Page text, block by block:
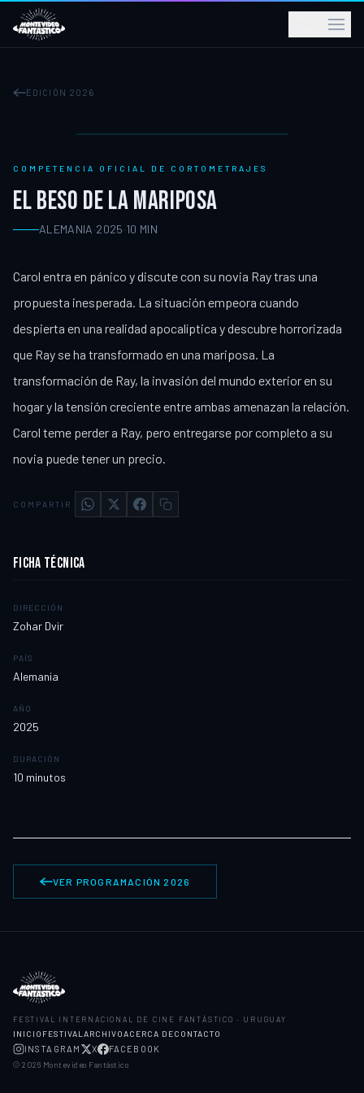
EDICIÓN 2026
COMPETENCIA OFICIAL DE CORTOMETRAJES
EL BESO DE LA MARIPOSA
ALEMANIA·2025·10 MIN
Carol entra en pánico y discute con su novia Ray tras una
propuesta inesperada. La situación empeora cuando
despierta en una realidad apocalíptica y descubre horrorizada
que Ray se ha transformado en una mariposa. La
transformación de Ray, la invasión del mundo exterior en su
hogar y la tensión creciente entre ambas amenazan la relación.
Carol teme perder a Ray, pero entregarse por completo a su
novia puede tener un precio.
COMPARTIR
FICHA TÉCNICA
DIRECCIÓN
Zohar Dvir
PAÍS
Alemania
AÑO
2025
DURACIÓN
10 minutos
VER PROGRAMACIÓN 2026
FESTIVAL INTERNACIONAL DE CINE FANTÁSTICO · URUGUAY
INICIO FESTIVAL ARCHIVOACERCA DECONTACTO
INSTAGRAM X FACEBOOK
© 2026 Montevideo Fantástico